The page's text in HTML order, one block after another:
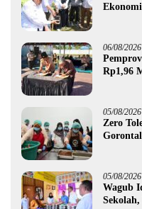
06/08/2026
Rp1,96
05/08/2026
Zero
05/08/2026
Wagub